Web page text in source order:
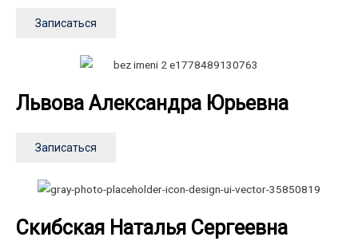
Записаться
Львова Александра Юрьевна
Записаться
Скибская Наталья Сергеевна